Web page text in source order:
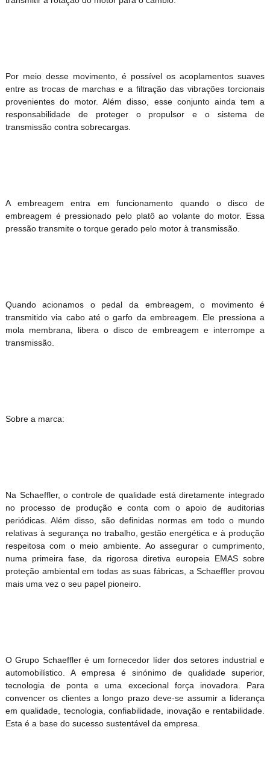
Por meio desse movimento, é possível os acoplamentos suaves
entre as trocas de marchas e a filtração das vibrações torcionais
provenientes do motor. Além disso, esse conjunto ainda tem a
responsabilidade de proteger o propulsor e o sistema de
transmissão contra sobrecargas.
A embreagem entra em funcionamento quando o disco de
embreagem é pressionado pelo platô ao volante do motor. Essa
pressão transmite o torque gerado pelo motor à transmissão.
Quando acionamos o pedal da embreagem, o movimento é
transmitido via cabo até o garfo da embreagem. Ele pressiona a
mola membrana, libera o disco de embreagem e interrompe a
transmissão.
Sobre a marca:
Na Schaeffler, o controle de qualidade está diretamente integrado
no processo de produção e conta com o apoio de auditorias
periódicas. Além disso, são definidas normas em todo o mundo
relativas à segurança no trabalho, gestão energética e à produção
respeitosa com o meio ambiente. Ao assegurar o cumprimento,
numa primeira fase, da rigorosa diretiva europeia EMAS sobre
proteção ambiental em todas as suas fábricas, a Schaeffler provou
mais uma vez o seu papel pioneiro.
O Grupo Schaeffler é um fornecedor líder dos setores industrial e
automobilístico. A empresa é sinónimo de qualidade superior,
tecnologia de ponta e uma excecional força inovadora. Para
convencer os clientes a longo prazo deve-se assumir a liderança
em qualidade, tecnologia, confiabilidade, inovação e rentabilidade.
Esta é a base do sucesso sustentável da empresa.